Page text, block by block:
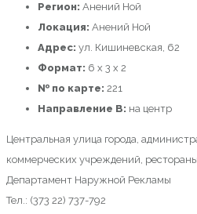
Регион: Анений Ной
Локация: Анений Ной
Адрес: ул. Кишиневская, 62
Формат: 6 х 3 х 2
№ по карте: 221
Направление B: на центр
Центральная улица города,
коммерческих учреждений,
Департамент Наружной Рекламы
Тел.: (373 22) 737-792